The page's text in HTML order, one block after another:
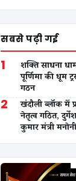
सबसे पढ़ी गई
1
शक्ति साधना
पूर्णिमा की धूम
गठन
2
खंदौली ब्लॉक में
नेतृत्व गठित,
कुमार मंत्री